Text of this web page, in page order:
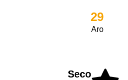
29
Aro
Seco